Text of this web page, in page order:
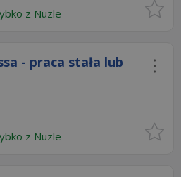
z Nuzle
- praca stała lub
z Nuzle